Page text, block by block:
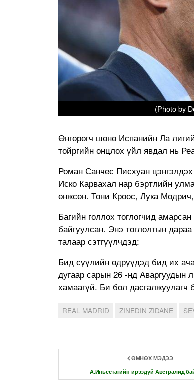
(Photo by
Өнгөрөгч шөнө Испанийн Ла
тойргийн онцлох үйл явдал нь
Роман Санчес Писхуан
Иско Карвахал нар бэртлийн
өнжсөн. Тони Кроос, Лука
Багийн голлох тоглогчид
байгуулсан. Энэ тоглолтын
талаар сэтгүүлчдэд:
Бид сүүлийн өдрүүдэд бид их
дугаар сарын 26 -нд Аваргуудын
хамаагүй. Би бол дасгалжуулагч
REAL MADRID ZINEDIN ZIDANE
ӨМНӨХ МЭДЭЭ
А.Иньестагийн ирээдүй Австралид